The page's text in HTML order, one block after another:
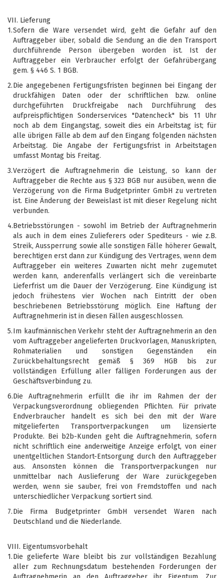
VII. Lieferung
1.Sofern die Ware versendet wird, geht die Gefahr auf den
Auftraggeber über, sobald die Sendung an die den Transport
durchführende Person übergeben worden ist. Ist der
Auftraggeber ein Verbraucher erfolgt der Gefahrübergang
gem. § 446 S. 1 BGB.
2.Die angegebenen Fertigungsfristen beginnen bei Eingang der
druckfähigen Daten oder der schriftlichen bzw. online
durchgeführten Druckfreigabe nach Durchführung des
aufpreispflichtigen Sonderservices "Datencheck" bis 11 Uhr
noch ab dem Eingangstag, soweit dies ein Arbeitstag ist; für
alle übrigen Fälle ab dem auf den Eingang folgenden nächsten
Arbeitstag. Die Angabe der Fertigungsfrist in Arbeitstagen
umfasst Montag bis Freitag.
3.Verzögert die Auftragnehmerin die Leistung, so kann der
Auftraggeber die Rechte aus § 323 BGB nur ausüben, wenn die
Verzögerung von die Firma Budgetprinter GmbH zu vertreten
ist. Eine Änderung der Beweislast ist mit dieser Regelung nicht
verbunden.
4.Betriebsstörungen - sowohl im Betrieb der Auftragnehmerin
als auch in dem eines Zulieferers oder Spediteurs - wie z.B.
Streik, Aussperrung sowie alle sonstigen Fälle höherer Gewalt,
berechtigen erst dann zur Kündigung des Vertrages, wenn dem
Auftraggeber ein weiteres Zuwarten nicht mehr zugemutet
werden kann, anderenfalls verlängert sich die vereinbarte
Lieferfrist um die Dauer der Verzögerung. Eine Kündigung ist
jedoch frühestens vier Wochen nach Eintritt der oben
beschriebenen Betriebsstörung möglich. Eine Haftung der
Auftragnehmerin ist in diesen Fällen ausgeschlossen.
5.Im kaufmännischen Verkehr steht der Auftragnehmerin an den
vom Auftraggeber angelieferten Druckvorlagen, Manuskripten,
Rohmaterialien und sonstigen Gegenständen ein
Zurückbehaltungsrecht gemäß § 369 HGB bis zur
vollständigen Erfüllung aller fälligen Forderungen aus der
Geschäftsverbindung zu.
6.Die Auftragnehmerin erfüllt die ihr im Rahmen der der
Verpackungsverordnung obliegenden Pflichten. Für private
Endverbraucher handelt es sich bei den mit der Ware
mitgelieferten Transportverpackungen um lizensierte
Produkte. Bei b2b-Kunden geht die Auftragnehmerin, sofern
nicht schriftlich eine anderweitige Anzeige erfolgt, von einer
unentgeltlichen Standort-Entsorgung durch den Auftraggeber
aus. Ansonsten können die Transportverpackungen nur
unmittelbar nach Auslieferung der Ware zurückgegeben
werden, wenn sie sauber, frei von Fremdstoffen und nach
unterschiedlicher Verpackung sortiert sind.
7.Die Firma Budgetprinter GmbH versendet Waren nach
Deutschland und die Niederlande.
VIII. Eigentumsvorbehalt
1.Die gelieferte Ware bleibt bis zur vollständigen Bezahlung
aller zum Rechnungsdatum bestehenden Forderungen der